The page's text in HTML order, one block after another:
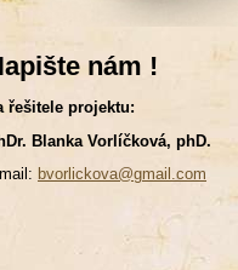
nám !
řešitele projektu:
Blanka Vorlíčková, phD.
bvorlickova@gmail.com